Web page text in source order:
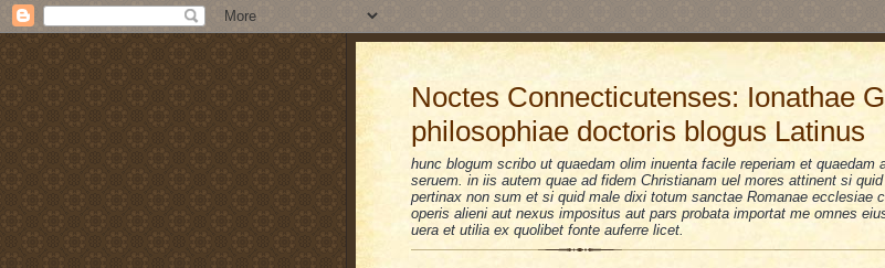
Noctes Connecticutenses: Ionathae
philosophiae doctoris blogus Latinus
hunc blogum scribo ut quaedam olim inuenta facile reperiam et quaedam
seruem. in iis autem quae ad fidem Christianam uel mores attinent si
pertinax non sum et si quid male dixi totum sanctae Romanae ecclesiae
operis alieni aut nexus impositus aut pars probata importat me omnes
uera et utilia ex quolibet fonte auferre licet.